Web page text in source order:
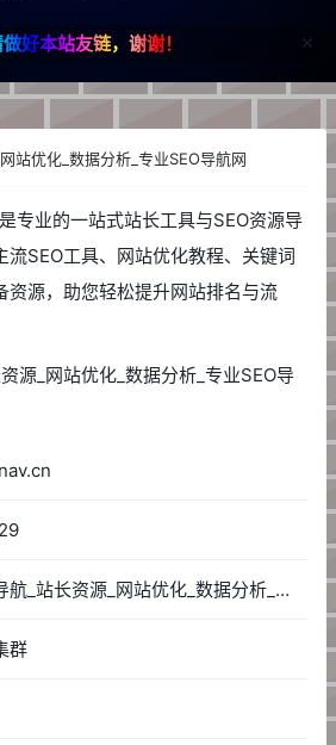
好本站友链，谢谢！
站优化_数据分析_专业SEO导航网
专业的一站式站长工具与SEO资源导
流SEO工具、网站优化教程、关键词
资源，助您轻松提升网站排名与流
网站简称：SEO工具导航_站长资源_网站优化_数据分析_专业SEO导航网
群